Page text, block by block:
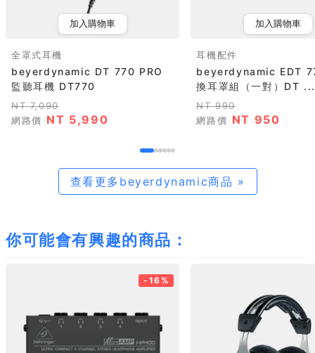
加入購物車
全罩式耳機
beyerdynamic DT 770 PRO
監聽耳機 DT770
NT 7,090
網路價 NT 5,990
加入購物車
耳機配件
beyerdynamic EDT
換耳罩組（一對）DT ...
NT 990
網路價 NT 950
查看更多beyerdynamic商品 »
你可能會有興趣的商品：
-16%